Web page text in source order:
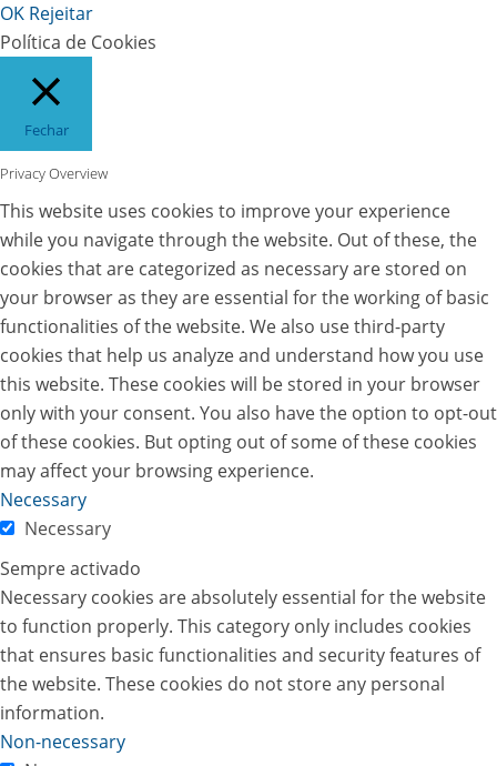
OK Rejeitar
Política de Cookies
Fechar
Privacy Overview
This website uses cookies to improve your experience
while you navigate through the website. Out of these, the
cookies that are categorized as necessary are stored on
your browser as they are essential for the working of basic
functionalities of the website. We also use third-party
cookies that help us analyze and understand how you use
this website. These cookies will be stored in your browser
only with your consent. You also have the option to opt-out
of these cookies. But opting out of some of these cookies
may affect your browsing experience.
Necessary
Necessary
Sempre activado
Necessary cookies are absolutely essential for the website
to function properly. This category only includes cookies
that ensures basic functionalities and security features of
the website. These cookies do not store any personal
information.
Non-necessary